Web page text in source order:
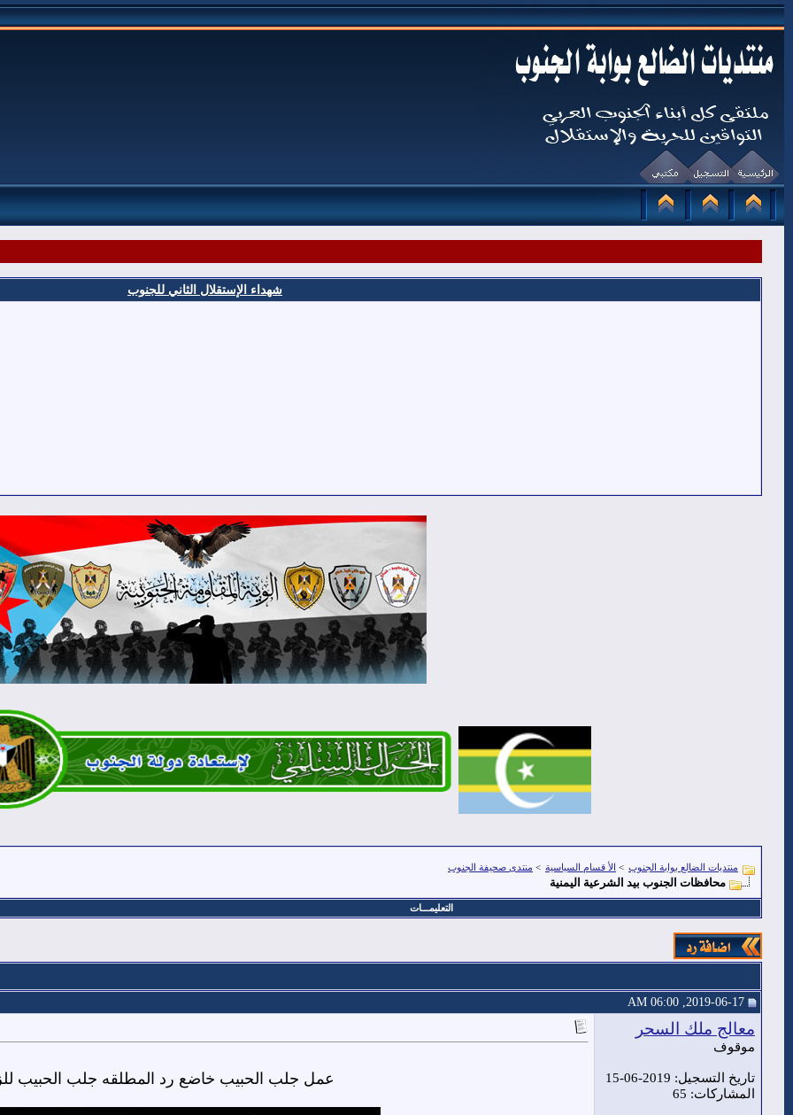
شهداء الإستقلال الثاني للجنوب
منتديات الضالع بوابة الجنوب > الأ قسام السياسية > منتدى صحيفة الجنوب
محافظات الجنوب بيد الشرعية اليمنية
التعليمـــات
معالج ملك السحر
موقوف
تاريخ التسجيل: 2019-06-15
المشاركات: 65
عمل جلب الحبيب خاضع رد المطلقه جلب الحبيب